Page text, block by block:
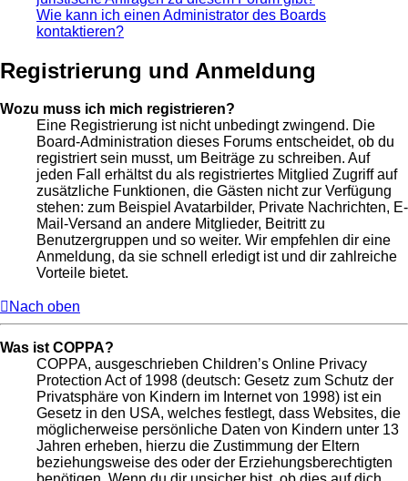
Wie kann ich einen Administrator des Boards
kontaktieren?
Registrierung und Anmeldung
Wozu muss ich mich registrieren?
Eine Registrierung ist nicht unbedingt zwingend. Die
Board-Administration dieses Forums entscheidet, ob du
registriert sein musst, um Beiträge zu schreiben. Auf
jeden Fall erhältst du als registriertes Mitglied Zugriff auf
zusätzliche Funktionen, die Gästen nicht zur Verfügung
stehen: zum Beispiel Avatarbilder, Private Nachrichten, E-
Mail-Versand an andere Mitglieder, Beitritt zu
Benutzergruppen und so weiter. Wir empfehlen dir eine
Anmeldung, da sie schnell erledigt ist und dir zahlreiche
Vorteile bietet.
Nach oben
Was ist COPPA?
COPPA, ausgeschrieben Children’s Online Privacy
Protection Act of 1998 (deutsch: Gesetz zum Schutz der
Privatsphäre von Kindern im Internet von 1998) ist ein
Gesetz in den USA, welches festlegt, dass Websites, die
möglicherweise persönliche Daten von Kindern unter 13
Jahren erheben, hierzu die Zustimmung der Eltern
beziehungsweise des oder der Erziehungsberechtigten